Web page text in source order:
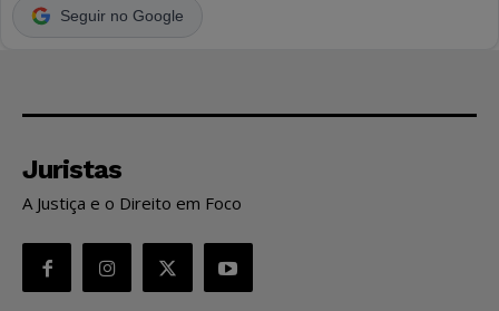
Seguir no Google
Juristas
A Justiça e o Direito em Foco